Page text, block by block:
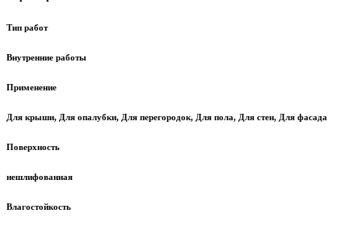
Тип работ
Внутренние работы
Применение
Для крыши, Для опалубки, Для перегородок, Для пола, Для стен, Для фасада
Поверхность
нешлифованная
Влагостойкость